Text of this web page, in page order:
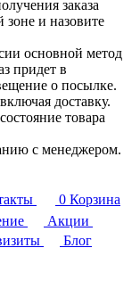
заказа
зоне и назовите
основной метод
придет в
о посылке.
доставку.
товара
с менеджером.
0 Корзина
Акции
Блог